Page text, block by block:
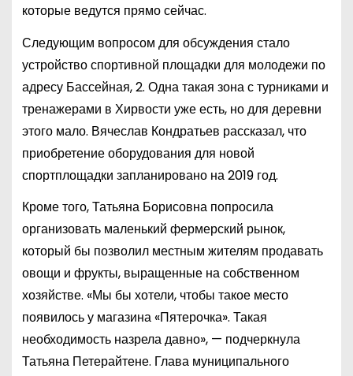
которые ведутся прямо сейчас.
Следующим вопросом для обсуждения стало
устройство спортивной площадки для молодежи по
адресу Бассейная, 2. Одна такая зона с турниками и
тренажерами в Хирвости уже есть, но для деревни
этого мало. Вячеслав Кондратьев рассказал, что
приобретение оборудования для новой
спортплощадки запланировано на 2019 год.
Кроме того, Татьяна Борисовна попросила
организовать маленький фермерский рынок,
который бы позволил местным жителям продавать
овощи и фрукты, выращенные на собственном
хозяйстве. «Мы бы хотели, чтобы такое место
появилось у магазина «Пятерочка». Такая
необходимость назрела давно», — подчеркнула
Татьяна Петерайтене. Глава муниципального